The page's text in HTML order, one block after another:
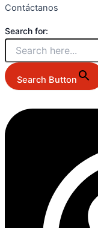
Contáctanos
Search for:
Search Button